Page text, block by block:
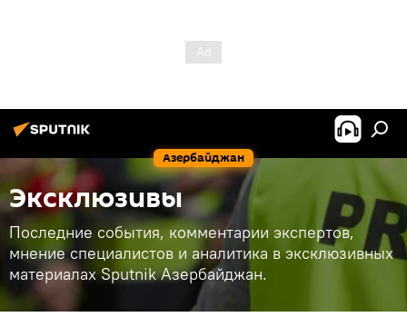
Азербайджан
Эксклюзивы
Последние события, комментарии экспертов,
мнение специалистов и аналитика в эксклюзивных
материалах Sputnik Азербайджан.